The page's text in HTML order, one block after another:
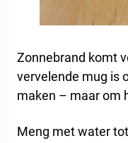
Zonnebrand komt
vervelende mug is
maken – maar om
Meng met water